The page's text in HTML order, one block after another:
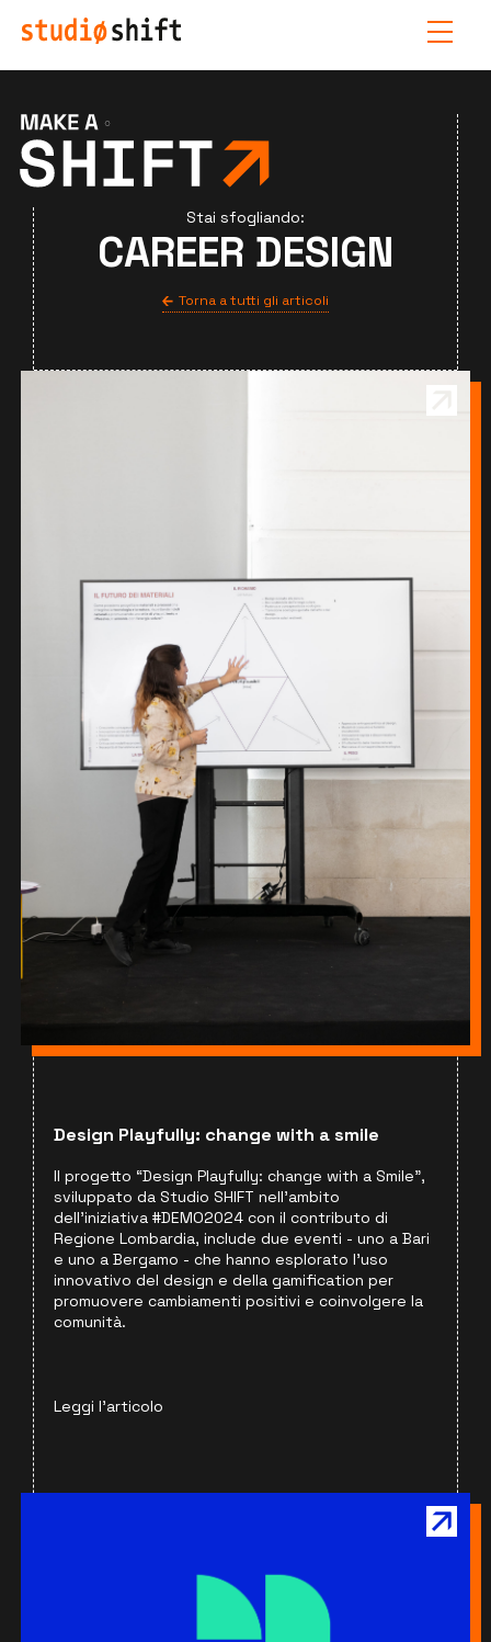
Stai sfogliando:
CAREER DESIGN
Torna a tutti gli articoli
Design Playfully: change with a smile
Il progetto “Design Playfully: change with a Smile”,
sviluppato da Studio SHIFT nell’ambito
dell’iniziativa #DEMO2024 con il contributo di
Regione Lombardia, include due eventi - uno a Bari
e uno a Bergamo - che hanno esplorato l’uso
innovativo del design e della gamification per
promuovere cambiamenti positivi e coinvolgere la
comunità.
Leggi l'articolo